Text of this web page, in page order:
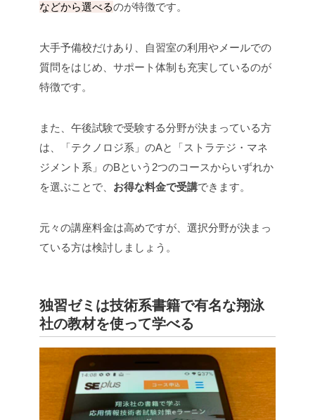
などから選べるのが特徴です。
大手予備校だけあり、自習室の利用やメールでの
質問をはじめ、サポート体制も充実しているのが
特徴です。
また、午後試験で受験する分野が決まっている方
は、「テクノロジ系」のAと「ストラテジ・マネ
ジメント系」のBという2つのコースからいずれか
を選ぶことで、 お得な料金で受講できます。
元々の講座料金は高めですが、選択分野が決まっ
ている方は検討しましょう。
独習ゼミは技術系書籍で有名な翔泳
社の教材を使って学べる